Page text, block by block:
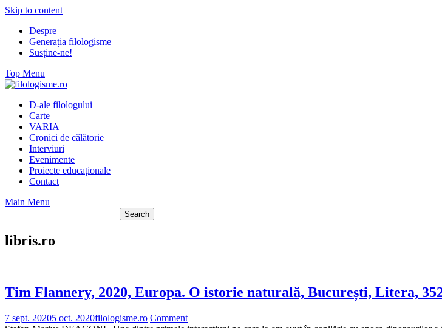
Skip to content
Despre
Generația filologisme
Susține-ne!
Top Menu
D-ale filologului
Carte
VARIA
Cronici de călătorie
Interviuri
Evenimente
Proiecte educaționale
Contact
Main Menu
libris.ro
Tim Flannery, 2020, Europa. O istorie naturală, București, Litera,
7 sept. 20205 oct. 2020filologisme.ro Comment